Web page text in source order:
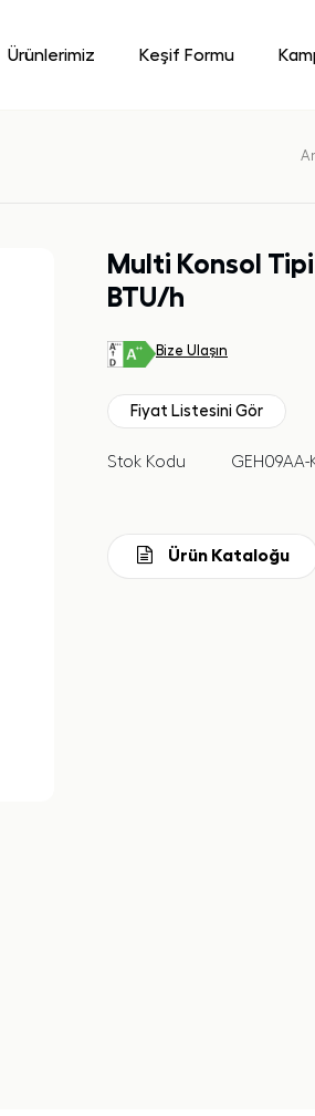
Ürünlerimiz Keşif Formu
Multi Konsol
BTU/h
Bize Ulaşın
Fiyat Listesini Gör
Stok Kodu GEH09AA-
Ürün Kataloğu